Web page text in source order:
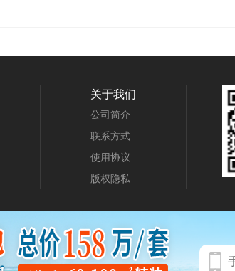
关于我们
公司简介
联系方式
使用协议
版权隐私
版权隐私